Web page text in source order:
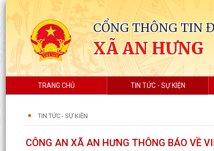
CỔNG THÔNG TIN
XÃ AN HƯNG
TRANG CHỦ TIN TỨC - SỰ KIỆN
TIN TỨC - SỰ KIỆN
CÔNG AN XÃ AN HƯNG THÔNG BÁO VỀ